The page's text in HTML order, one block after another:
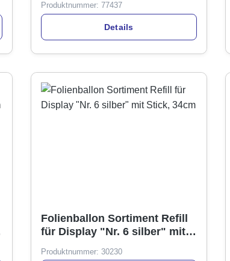
Produktnummer: 77437
Details
Folienballon Sortiment Refill
für Display "Nr. 6 silber" mit
Produktnummer: 30230